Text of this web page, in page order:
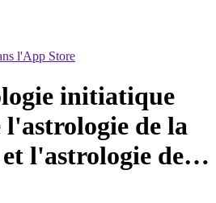
l'App Store
initiatique
de la
l'astrologie de